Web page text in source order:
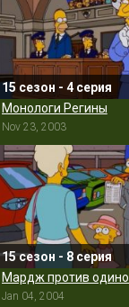
15 сезон - 4 серия
Монологи Регины
Nov 23, 2003
15 сезон - 8 серия
Jan 04, 2004